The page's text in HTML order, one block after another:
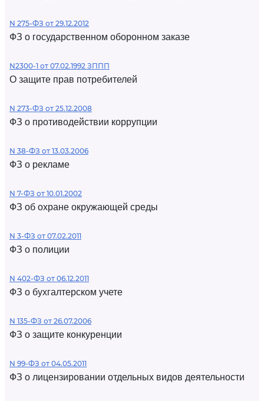
N 275-ФЗ от 29.12.2012
ФЗ о государственном оборонном заказе
N2300-1 от 07.02.1992 ЗППП
О защите прав потребителей
N 273-ФЗ от 25.12.2008
ФЗ о противодействии коррупции
N 38-ФЗ от 13.03.2006
ФЗ о рекламе
N 7-ФЗ от 10.01.2002
ФЗ об охране окружающей среды
N 3-ФЗ от 07.02.2011
ФЗ о полиции
N 402-ФЗ от 06.12.2011
ФЗ о бухгалтерском учете
N 135-ФЗ от 26.07.2006
ФЗ о защите конкуренции
N 99-ФЗ от 04.05.2011
ФЗ о лицензировании отдельных видов деятельности